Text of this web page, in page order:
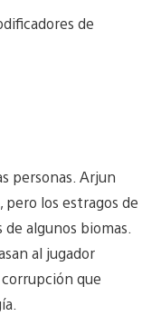
de
personas. Arjun
pero los estragos de
algunos biomas.
al jugador
que